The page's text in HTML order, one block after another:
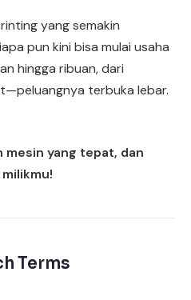
yang semakin
pun kini bisa mulai usaha
hingga ribuan, dari
terbuka lebar.
mesin yang tepat, dan
Terms